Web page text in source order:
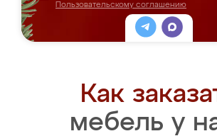
Пользовательскому соглашению
Как
мебель у